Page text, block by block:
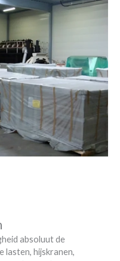
absoluut de
hijskranen,